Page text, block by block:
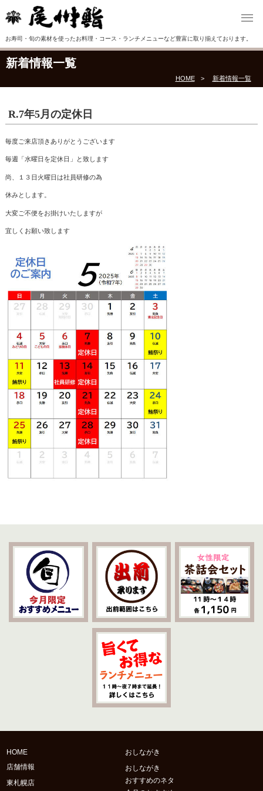
お寿司・旬の素材を使ったお料理・コース・ランチメニューなど豊富に取り揃えております。
新着情報一覧
HOME 新着情報一覧
R.7年5月の定休日
毎度ご来店頂きありがとうございます
毎週「水曜日を定休日」と致します
尚、１３日火曜日は社員研修の為
休みとします。
大変ご不便をお掛けいたしますが
宜しくお願い致します
HOME
店舗情報
東札幌店
おしながき
おしながき
おすすめのネタ